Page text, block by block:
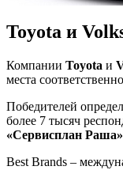
Toyota и
Компании Toyota и
места
Победителей
более 7 тысяч
«Сервисплан Раша»
Best Brands –